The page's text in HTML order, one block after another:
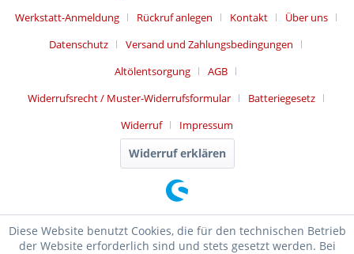
Werkstatt-Anmeldung
Rückruf anlegen Kontakt
Über uns
Datenschutz
Versand und Zahlungsbedingungen
Altölentsorgung
AGB
Widerrufsrecht / Muster-Widerrufsformular
Batteriegesetz
Widerruf
Impressum
Widerruf erklären
Diese Website benutzt Cookies, die für den technischen Betrieb
der Website erforderlich sind und stets gesetzt werden. Bei